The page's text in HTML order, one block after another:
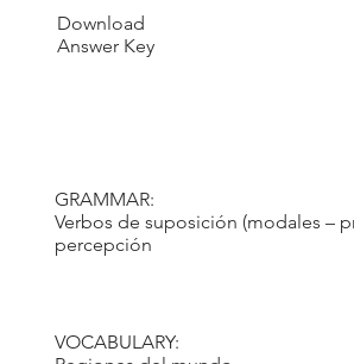
Download
Answer Key
VOCABULARY:
GRAMMAR:
Verbos de suposición (modales –
percepción